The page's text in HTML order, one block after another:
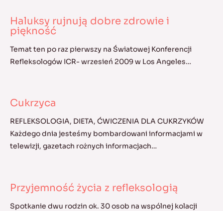
Haluksy rujnują dobre zdrowie i
piękność
Temat ten po raz pierwszy na Światowej Konferencji
Refleksologów ICR- wrzesień 2009 w Los Angeles…
Cukrzyca
REFLEKSOLOGIA, DIETA, ĆWICZENIA DLA CUKRZYKÓW
Każdego dnia jesteśmy bombardowani informacjami w
telewizji, gazetach rożnych informacjach…
Przyjemność życia z refleksologią
Spotkanie dwu rodzin ok. 30 osob na wspólnej kolacji